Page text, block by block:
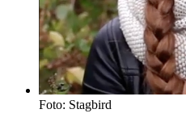
Foto: Stagbird